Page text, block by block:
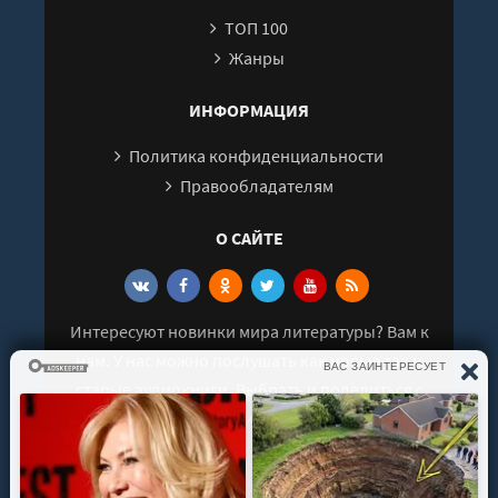
ТОП 100
Жанры
ИНФОРМАЦИЯ
Политика конфиденциальности
Правообладателям
О САЙТЕ
Интересуют новинки мира литературы? Вам к
нам. У нас можно послушать как новые так и
старые аудиокниги. Выбрать и поделиться с
друзьями лучшими аудиокнигами!